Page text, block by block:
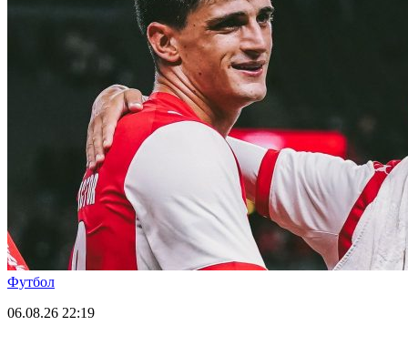
Футбол
06.08.26 22:19